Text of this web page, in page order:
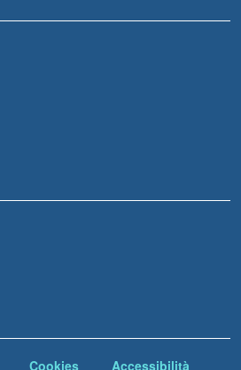
Cookies Accessibilità